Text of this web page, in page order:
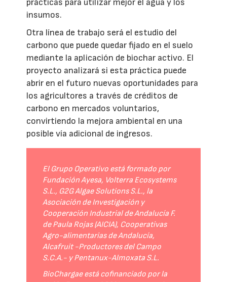
prácticas para utilizar mejor el agua y los
insumos.
Otra línea de trabajo será el estudio del
carbono que puede quedar fijado en el suelo
mediante la aplicación de biochar activo. El
proyecto analizará si esta práctica puede
abrir en el futuro nuevas oportunidades para
los agricultores a través de créditos de
carbono en mercados voluntarios,
convirtiendo la mejora ambiental en una
posible vía adicional de ingresos.
El Grupo Operativo está formado por
Fundación Ayesa, Volterra Ecosystems
S.L., G2G Algae Solutions S.L., la
Asociación de Investigación y
Cooperación Industrial de Andalucía F.
de Paula Rojas (AICIA), Cooperativas
Agro-alimentarias de Andalucía,
Alcafruit -Productores del Campo
S.C.A.- y Pentanux-Almoxata S.L.
BioChargae está cofinanciado por la